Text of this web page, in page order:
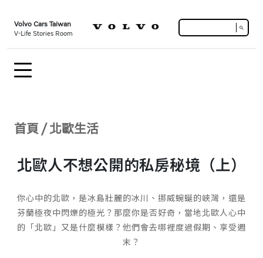
Volvo Cars Taiwan
V-Life Stories Room
search
首頁 /北歐生活
北歐人不想公開的私房秘境（上）
你心中的北歐，是冰島壯麗的冰川、挪威蜿蜒的峽灣，還是
芬蘭極夜中閃爍的極光？那麼你是否好奇，當地北歐人心中
的「北歐」又是什麼模樣？他們會去哪裡度過假期、享受週
末？